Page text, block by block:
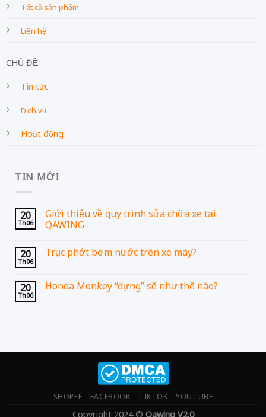
Tất cả sản phẩm
Liên hệ
CHỦ ĐỀ
Tin tức
Dịch vụ
Hoạt động
TIN MỚI
20
Th06
Giới thiệu về quy trình sửa chữa xe tại
QAWING
20
Th06
Trục phớt bơm nước trên xe máy?
20
Th06
Honda Monkey “dựng” sẽ như thế nào?
SHOPEE FACEBOOK TIKTOK YOUTUBE
Copyright 2024 © Qawing V2.0